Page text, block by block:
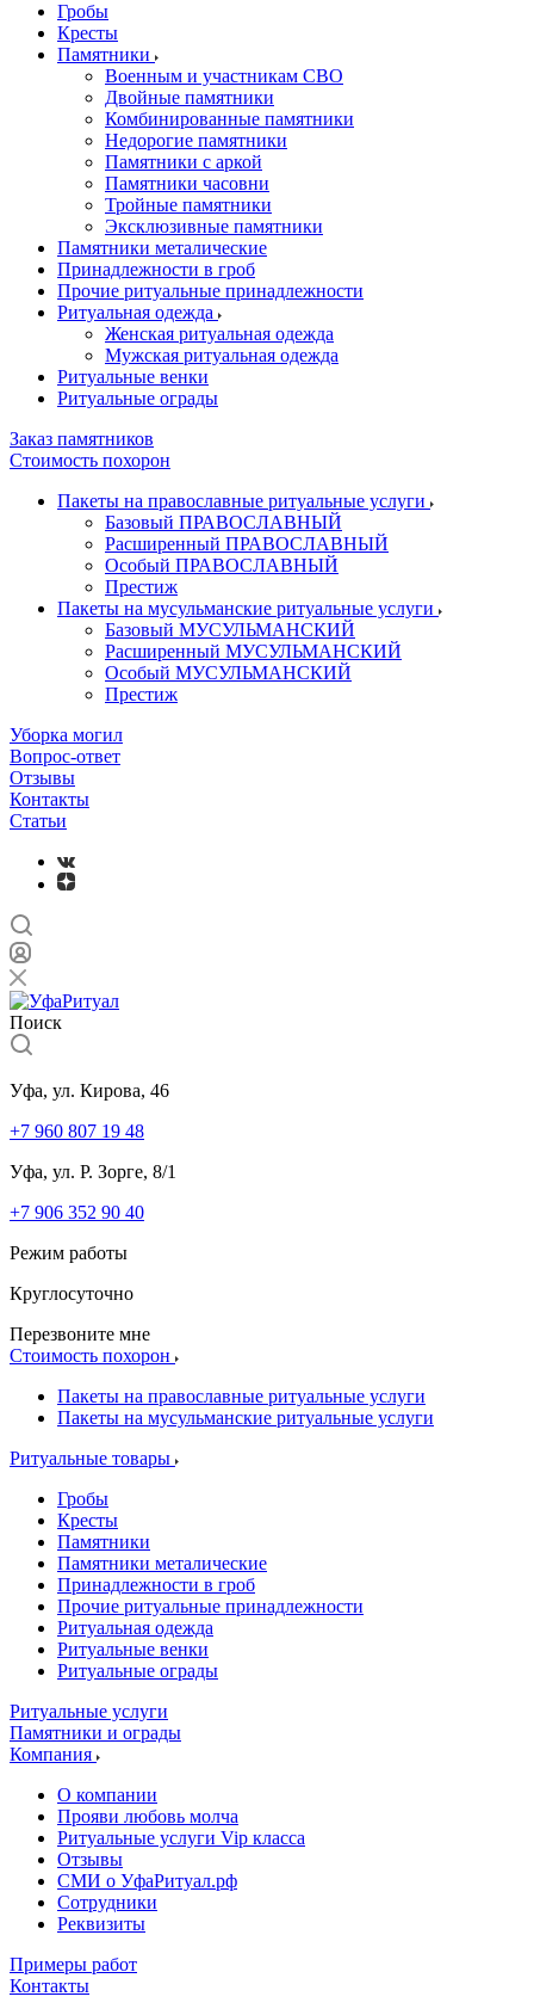
Гробы
Кресты
Памятники
Военным и участникам СВО
Двойные памятники
Комбинированные памятники
Недорогие памятники
Памятники с аркой
Памятники часовни
Тройные памятники
Эксклюзивные памятники
Памятники металические
Принадлежности в гроб
Прочие ритуальные принадлежности
Ритуальная одежда
Женская ритуальная одежда
Мужская ритуальная одежда
Ритуальные венки
Ритуальные ограды
Заказ памятников
Стоимость похорон
Пакеты на православные ритуальные услуги
Базовый ПРАВОСЛАВНЫЙ
Расширенный ПРАВОСЛАВНЫЙ
Особый ПРАВОСЛАВНЫЙ
Престиж
Пакеты на мусульманские ритуальные услуги
Базовый МУСУЛЬМАНСКИЙ
Расширенный МУСУЛЬМАНСКИЙ
Особый МУСУЛЬМАНСКИЙ
Престиж
Уборка могил
Вопрос-ответ
Отзывы
Контакты
Статьи
Поиск
Уфа, ул. Кирова, 46
+7 960 807 19 48
Уфа, ул. Р. Зорге, 8/1
+7 906 352 90 40
Режим работы
Круглосуточно
Перезвоните мне
Стоимость похорон
Пакеты на православные ритуальные услуги
Пакеты на мусульманские ритуальные услуги
Ритуальные товары
Гробы
Кресты
Памятники
Памятники металические
Принадлежности в гроб
Прочие ритуальные принадлежности
Ритуальная одежда
Ритуальные венки
Ритуальные ограды
Ритуальные услуги
Памятники и ограды
Компания
О компании
Прояви любовь молча
Ритуальные услуги Vip класса
Отзывы
СМИ о УфаРитуал.рф
Сотрудники
Реквизиты
Примеры работ
Контакты